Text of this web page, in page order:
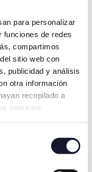
para personalizar
funciones de redes
compartimos
sitio web con
publicidad y análisis
otra información
recopilado a
servicios.
de Centro